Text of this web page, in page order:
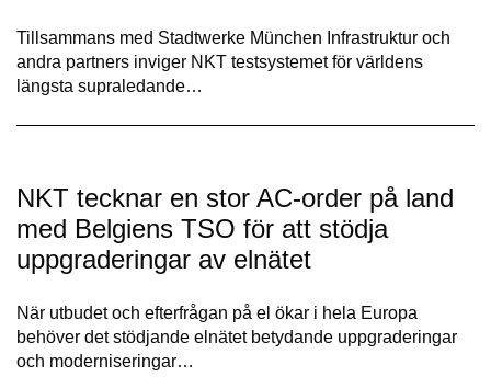
Tillsammans med Stadtwerke München Infrastruktur och
andra partners inviger NKT testsystemet för världens
längsta supraledande…
NKT tecknar en stor AC-order på land
med Belgiens TSO för att stödja
uppgraderingar av elnätet
När utbudet och efterfrågan på el ökar i hela Europa
behöver det stödjande elnätet betydande uppgraderingar
och moderniseringar…